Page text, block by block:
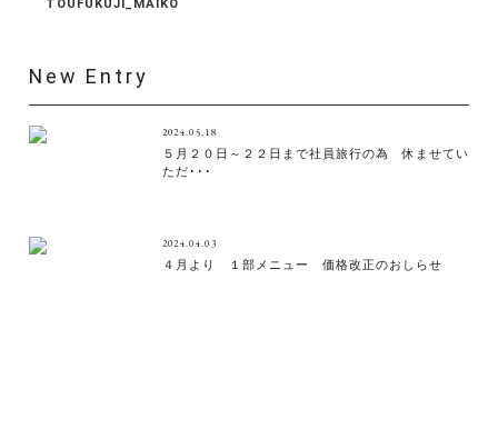
TOUFUKUJI_MAIKO
New Entry
2024.05.18
５月２０日～２２日まで社員旅行の為 休ませてい
ただ･･･
2024.04.03
４月より １部メニュー 価格改正のおしらせ